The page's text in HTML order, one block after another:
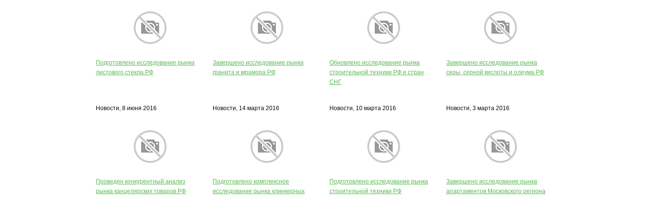
Подготовлено исследование рынка
листового стекла РФ
Новости, 8 июня 2016
Завершено исследование рынка
гранита и мрамора РФ
Новости, 14 марта 2016
Обновлено исследование рынка
строительной техники РФ и стран
СНГ
Новости, 10 марта 2016
Завершено исследование рынка
серы, серной кислоты и олеума РФ
Новости, 3 марта 2016
Проведен конкурентный анализ
рынка канцелярских товаров РФ
Подготовлено комплексное
исследование рынка клинкерных
Подготовлено исследование рынка
строительной техники РФ
Завершено исследование рынка
апартаментов Московского региона